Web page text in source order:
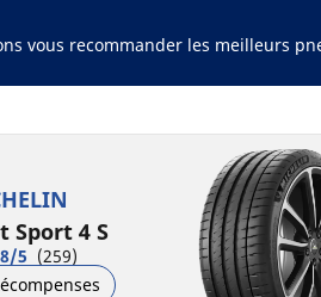
vous recommander les meilleurs
Sport 4 S
5 (259)